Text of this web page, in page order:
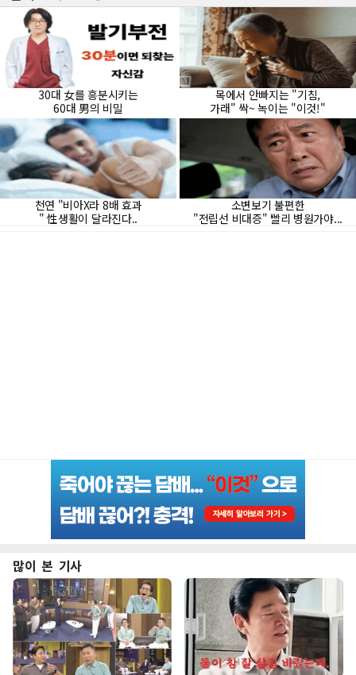
많이 본 기사